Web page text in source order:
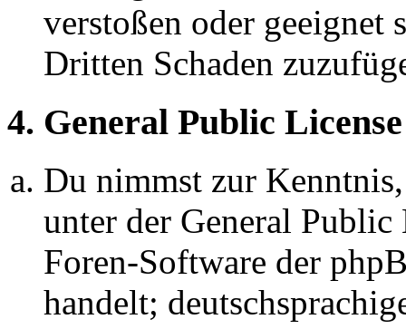
verstoßen oder geeignet
Dritten Schaden
4. General Public License
Du nimmst zur
unter der General
Foren-Software der
handelt;